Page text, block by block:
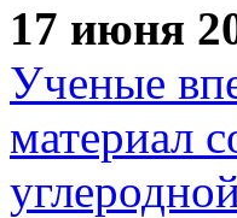
17 июня
Ученые
материал